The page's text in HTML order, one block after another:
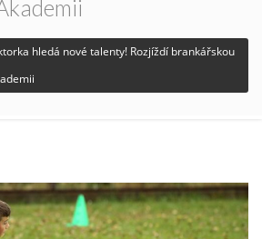
hledá nové talenty! Rozjíždí brankářskou